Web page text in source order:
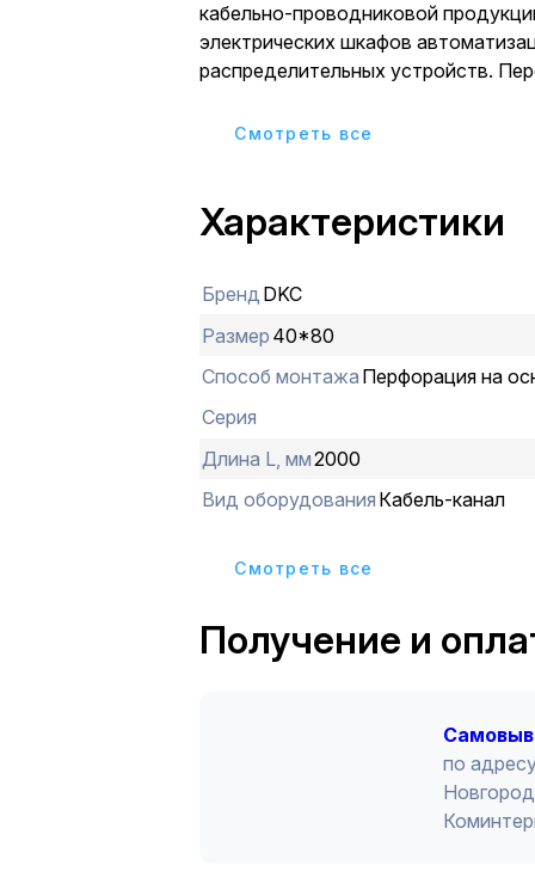
кабельно-проводниковой
электрических шкафов
распределительных устройств.
кабелей, а также защищает от
материала - ПВХ (класс горючести
Особенностью перфорированных
температурах (от –40 до +60 °С) с
механических свойств,
мм, высота - 80 мм, длина - 2 м.
перфорации - 20 мм, ширина зуба -
Cмотреть все
Характеристики
Бренд DKC
Размер 40*80
Способ монтажа Перфорация на
Серия
Длина L, мм2000
Вид оборудования Кабель-канал
Cмотреть все
Получение и
по